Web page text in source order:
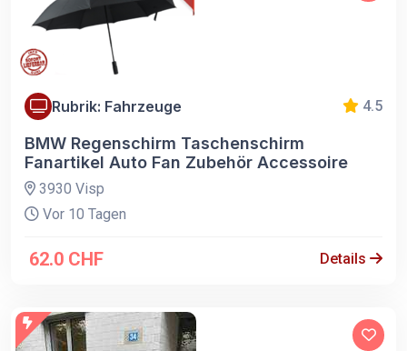
Rubrik: Fahrzeuge 4.5
BMW Regenschirm Taschenschirm
Fanartikel Auto Fan Zubehör Accessoire
3930 Visp
Vor 10 Tagen
62.0 CHF Details